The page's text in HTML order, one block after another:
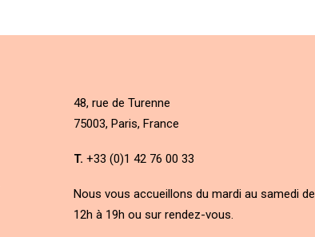
48, rue de Turenne
75003, Paris, France
T. +33 (0)1 42 76 00 33
Nous vous accueillons du mardi au samedi de
12h à 19h ou sur rendez-vous.